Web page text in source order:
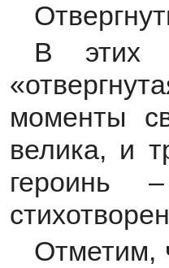
В этих
моменты
велика, и
героинь
Отметим,